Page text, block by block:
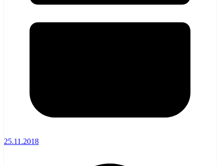
25.11.2018